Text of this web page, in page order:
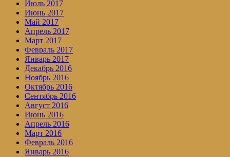
Июль 2017
Июнь 2017
Май 2017
Апрель 2017
Март 2017
Февраль 2017
Январь 2017
Декабрь 2016
Ноябрь 2016
Октябрь 2016
Сентябрь 2016
Август 2016
Июнь 2016
Апрель 2016
Март 2016
Февраль 2016
Январь 2016